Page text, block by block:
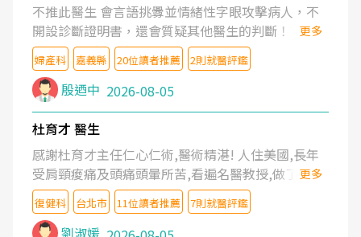
不推此醫生 會言語挑釁並情緒性字眼攻擊病人，不
開設診斷證明書，還會質疑其他醫生的判斷！
更多
婦產科 嘉義縣 20位讀者推薦 2則就醫評鑑
殷迺中 2026-08-05
杜育才 醫生
感謝杜育才主任仁心仁術,醫術精湛! 人住美國,長年
受肩頸痠痛及頭痛頭暈所苦,看遍名醫教授,做了各種
檢查,也嘗試過西醫打針,中醫針灸及物理徒手治療都
沒有用,後來連吃到嗎啡類止痛藥都效果有限,只是壓
症狀,沒多久就痛起來,多年失眠嚴重影響生活品質.
更多
復健科 台北市 11位讀者推薦 7則就醫評鑑
劉淑媛